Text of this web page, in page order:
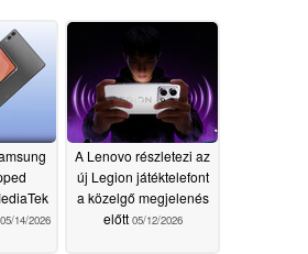
05/14/2026
A Lenovo részletezi az
új Legion játéktelefont
a közelgő megjelenés
előtt 05/12/2026